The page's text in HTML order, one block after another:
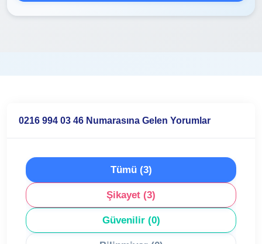
0216 994 03 46 Numarasına Gelen Yorumlar
Tümü (3)
Şikayet (3)
Güvenilir (0)